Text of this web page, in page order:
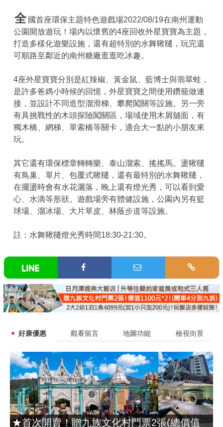
全 國首座環保主題特色遊戲場2022/08/19在南州運動
公園開放遊玩！場內以懷舊的4座回收外星寶寶為主題，
打造多樣化遊樂設施，還有超特別的水舞鞦韆，玩完還
可順路至鄰近的南州糖廠逛逛吃冰趣。
4座外星寶寶分別是紅辣椒、黃金鼠、藍博士與翡翠蛙，
是許多爸媽小時候的回憶，外星寶寶之間使用鑽籠做連
接，並設計不同造型溜滑梯、攀爬闖關等設施。另一旁
有具挑戰性的木頭探險闖關區，場域使用木屑舖面，有
獨木橋、網梯、單索橋等關卡，適合大一點的小朋友來
玩。
其它還有環保標章轉轉樂、泰山溜索、搖搖馬。盪鞦韆
有鳥巢、單片、包覆式鞦韆，還有最特別的水舞鞦韆，
在擺盪時會有水花灑落，晚上還有燈光秀，可以看到愛
心、水滴等形狀。遊戲場旁有體健設施，公園內另有籃
球場、溜冰場、大片草皮、林蔭步道等設施。
註：水舞鞦韆燈光秀時間18:30-21:30。
好康優惠 觀看留言 地圖功能 檢視街景
★首次開賣！贈九族文化村門票2張(總價值